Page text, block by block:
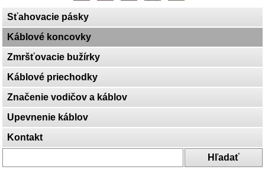
Sťahovacie pásky
Káblové koncovky
Zmršťovacie bužírky
Káblové priechodky
Značenie vodičov a káblov
Upevnenie káblov
Kontakt